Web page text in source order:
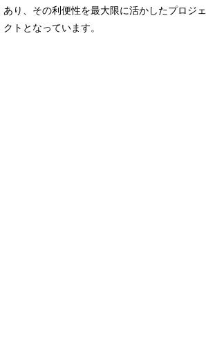
あり、その利便性を最大限に活かしたプロジェ
クトとなっています。